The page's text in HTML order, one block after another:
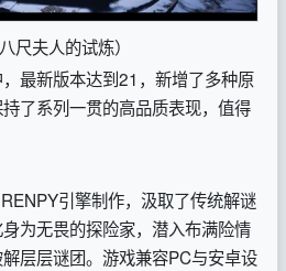
尺夫人的试炼）
最新版本达到21，新增了多种原
了系列一贯的高品质表现，值得
引擎制作，汲取了传统解谜
为无畏的探险家，潜入布满险情
层层谜团。游戏兼容PC与安卓设